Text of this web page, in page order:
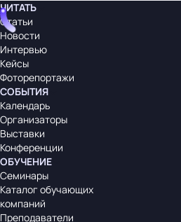
ЧИТАТЬ
Статьи
Новости
Интервью
Кейсы
Фоторепортажи
СОБЫТИЯ
Календарь
Организаторы
Выставки
Конференции
ОБУЧЕНИЕ
Семинары
Каталог обучающих
компаний
Преподаватели